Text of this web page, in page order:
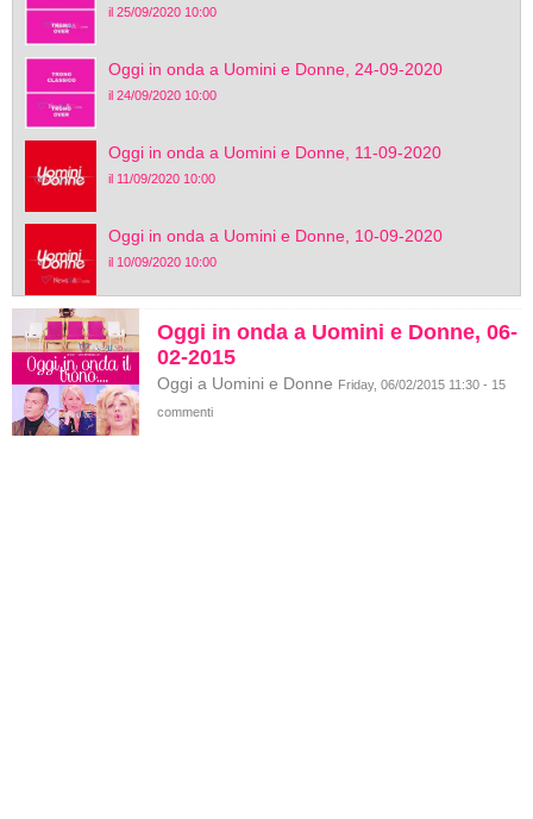
il 25/09/2020 10:00
Oggi in onda a Uomini e Donne, 24-09-2020
il 24/09/2020 10:00
Oggi in onda a Uomini e Donne, 11-09-2020
il 11/09/2020 10:00
Oggi in onda a Uomini e Donne, 10-09-2020
il 10/09/2020 10:00
Oggi in onda a Uomini e Donne, 06-
02-2015
Oggi a Uomini e Donne Friday, 06/02/2015 11:30 - 15
commenti